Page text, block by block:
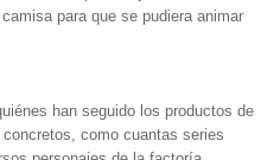
para que se pudiera animar
han seguido los productos de
concretos, como cuantas series